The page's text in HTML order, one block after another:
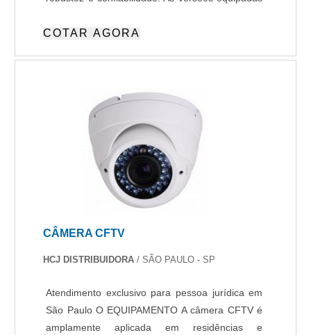
funcionalidades avançadas, como detecção de
plataforma de atendimento remoto. Essas
características agregam maior assertividade e
reduzem falsos alarmes e tornam o
monitoramento mais eficiente, atendendo aos
mais altos padrões de segurança e
gerenciamento.
COTAR AGORA
CÂMERA CFTV
HCJ DISTRIBUIDORA / SÃO PAULO - SP
Atendimento exclusivo para pessoa jurídica em
São Paulo O EQUIPAMENTO A câmera CFTV é
amplamente aplicada em residências e